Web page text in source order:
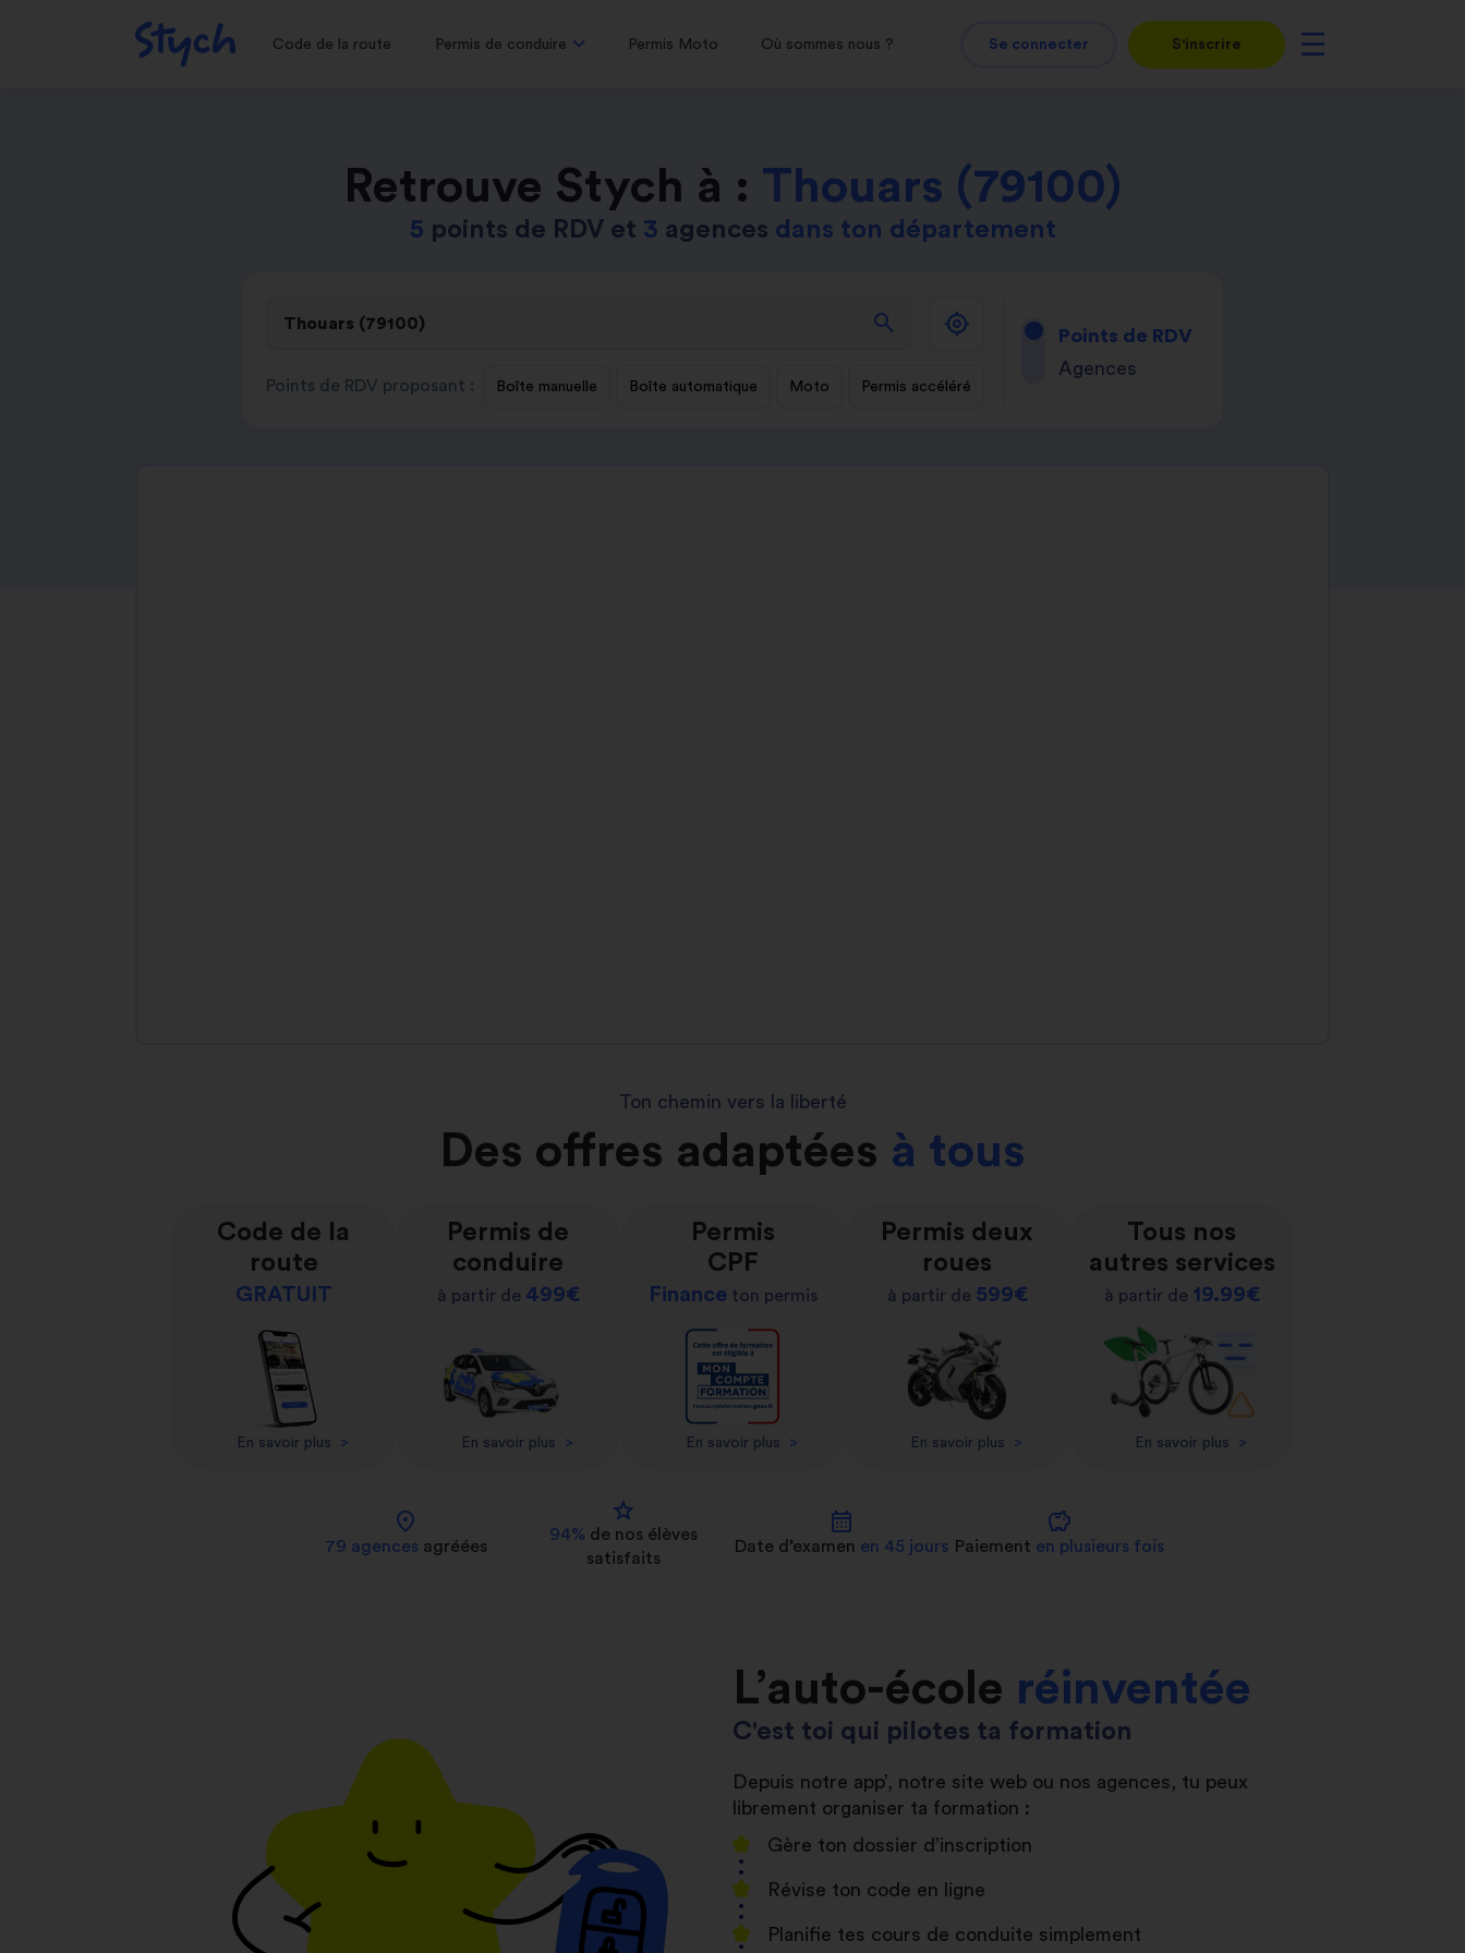
Code de la route Permis de conduire Permis Moto Où sommes nous ? Se connecter S'inscrire
Retrouve Stych à : Thouars (79100)
5 points de RDV et 3 agences dans ton département
search
Points de RDV proposant : Boîte manuelle Boîte automatique Moto Permis accéléré
Points de RDV
Agences
Ton chemin vers la liberté
Des offres adaptées à tous
Code de la
route
GRATUIT
En savoir plus >
Permis de
conduire
à partir de 499€
En savoir plus >
Permis
CPF
Financeton permis
En savoir plus >
Permis deux
roues
à partir de 599€
En savoir plus >
Tous nos
autres services
à partir de 19.99€
En savoir plus >
location_on
79 agences agréées
star
94% de nos élèves
satisfaits
calendar_month
Date d’examen en 45 jours
savings
Paiement en plusieurs fois
L’auto-école réinventée
C'est toi qui pilotes ta formation
Depuis notre app’, notre site web ou nos agences, tu peux
librement organiser ta formation :
Gère ton dossier d’inscription
Révise ton code en ligne
Planifie tes cours de conduite simplement